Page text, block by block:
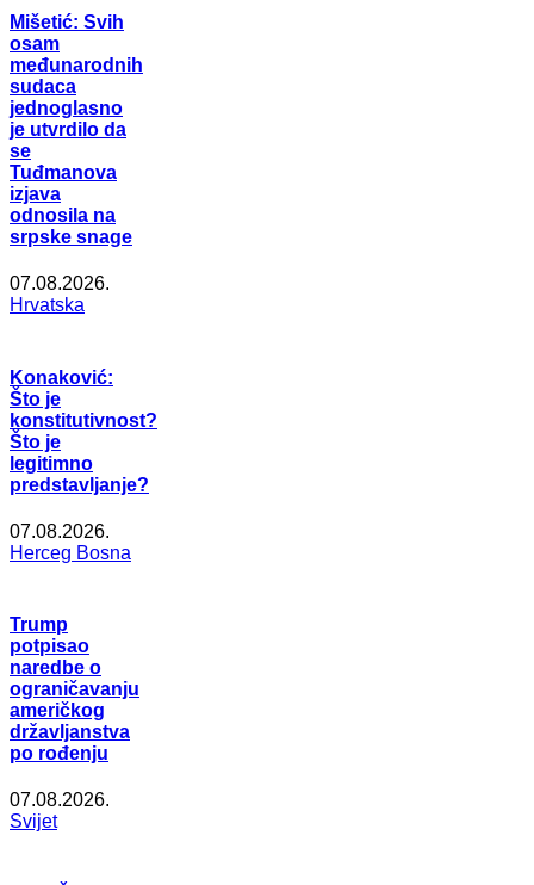
Mišetić: Svih
osam
međunarodnih
sudaca
jednoglasno
je utvrdilo da
se
Tuđmanova
izjava
odnosila na
srpske snage
07.08.2026.
Hrvatska
Konaković:
Što je
konstitutivnost?
Što je
legitimno
predstavljanje?
07.08.2026.
Herceg Bosna
Trump
potpisao
naredbe o
ograničavanju
američkog
državljanstva
po rođenju
07.08.2026.
Svijet